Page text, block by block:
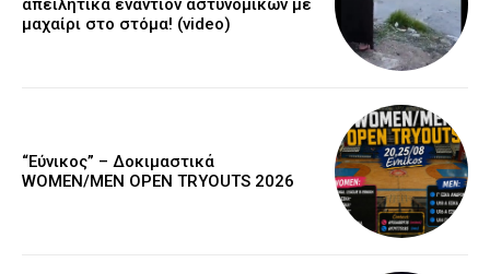
μαχαίρι στο στόμα! (video)
“Εύνικος” – Δοκιμαστικά
WOMEN/MEN OPEN TRYOUTS 2026